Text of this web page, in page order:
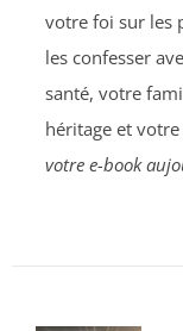
votre foi sur les
les confesser
santé, votre
héritage et
votre e-book